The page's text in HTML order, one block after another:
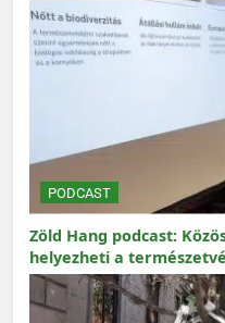
PODCAST
Zöld Hang podcast:
helyezheti a